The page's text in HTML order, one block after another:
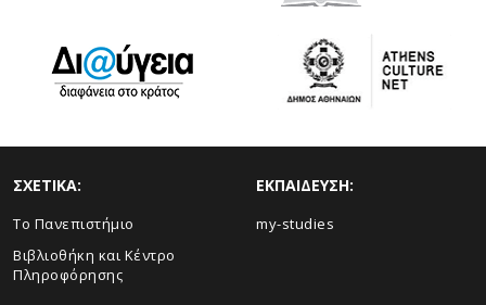
ΣΧΕΤΙΚΑ:
Το Πανεπιστήμιο
Βιβλιοθήκη και Κέντρο
Πληροφόρησης
ΕΚΠΑΙΔΕΥΣΗ:
my-studies